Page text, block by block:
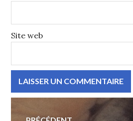
Site web
Navigation